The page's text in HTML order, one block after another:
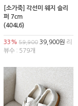
[소가죽] 각선미 웨지 슬리
퍼 7cm
(404L6)
33% 59,900 39,900원 리
뷰수 : 579개